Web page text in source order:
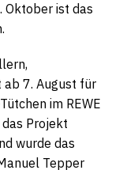
Oktober ist das
ab 7. August für
im REWE
Projekt
wurde das
Tepper